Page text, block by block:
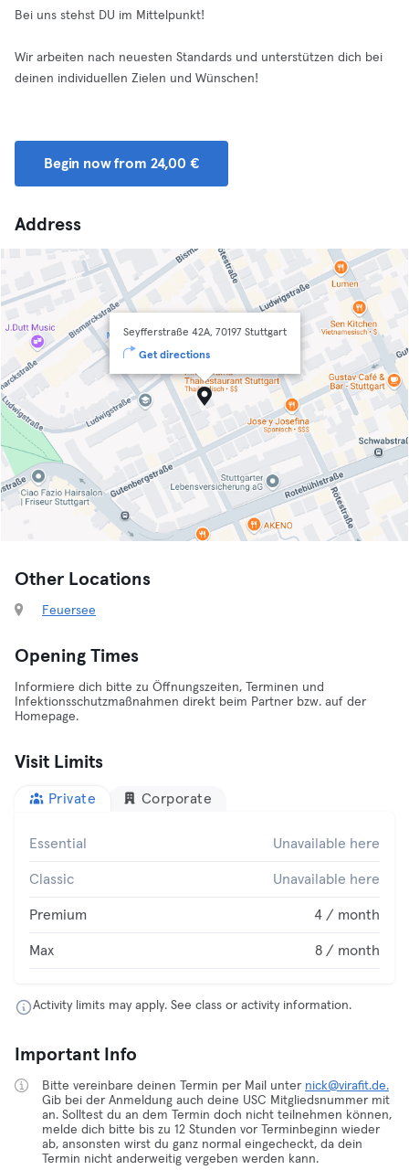
​Bei uns stehst DU im Mittelpunkt!
​Wir arbeiten nach neuesten Standards und unterstützen dich bei
deinen individuellen Zielen und Wünschen!
Begin now from 24,00 €
Address
Seyfferstraße 42A, 70197 Stuttgart
Get directions
Other Locations
Feuersee
Opening Times
Informiere dich bitte zu Öffnungszeiten, Terminen und
Infektionsschutzmaßnahmen direkt beim Partner bzw. auf der
Homepage.
Visit Limits
Private Corporate
Essential Unavailable here
Classic Unavailable here
Premium 4 / month
Max 8 / month
Activity limits may apply. See class or activity information.
Important Info
Bitte vereinbare deinen Termin per Mail unter nick@virafit.de.
Gib bei der Anmeldung auch deine USC Mitgliedsnummer mit
an. Solltest du an dem Termin doch nicht teilnehmen können,
melde dich bitte bis zu 12 Stunden vor Terminbeginn wieder
ab, ansonsten wirst du ganz normal eingecheckt, da dein
Termin nicht anderweitig vergeben werden kann.